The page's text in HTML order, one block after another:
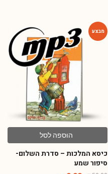
הוספה לסל
כיסא המלכות – סדרת השלום-
סיפור שמע